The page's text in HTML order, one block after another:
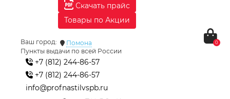
Скачать прайс
Товары по Акции
Ваш город:
Помона
Пункты выдачи по всей России
+7 (812) 244-86-57
+7 (812) 244-86-57
info@profnastilvspb.ru
0